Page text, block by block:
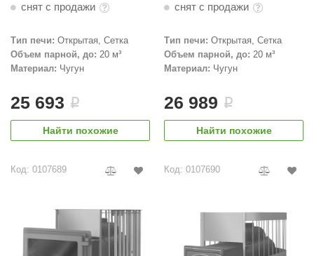
снят с продажи
Тип печи: Открытая, Сетка
Объем парной, до: 20 м³
Материал: Чугун
25 693 i
Найти похожие
снят с продажи
Тип печи: Открытая, Сетка
Объем парной, до: 20 м³
Материал: Чугун
26 989 i
Найти похожие
Код: 0107689 Код: 0107690